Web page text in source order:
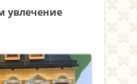
увлечение